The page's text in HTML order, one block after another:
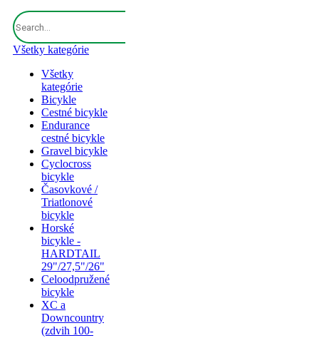
Všetky kategórie
Všetky
kategórie
Bicykle
Cestné bicykle
Endurance
cestné bicykle
Gravel bicykle
Cyclocross
bicykle
Časovkové /
Triatlonové
bicykle
Horské
bicykle -
HARDTAIL
29"/27,5"/26"
Celoodpružené
bicykle
XC a
Downcountry
(zdvih 100-